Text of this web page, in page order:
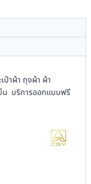
ป๋าผ้า ถุงผ้า ผ้า
น บริการออกแบบฟรี